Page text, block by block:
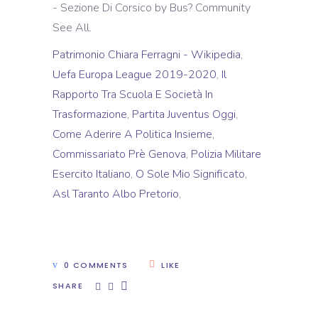
Patrimonio Chiara Ferragni - Wikipedia,
Uefa Europa League 2019-2020, Il
Rapporto Tra Scuola E Società In
Trasformazione, Partita Juventus Oggi,
Come Aderire A Politica Insieme,
Commissariato Prè Genova, Polizia Militare
Esercito Italiano, O Sole Mio Significato,
Asl Taranto Albo Pretorio,
0 COMMENTS
LIKE
SHARE